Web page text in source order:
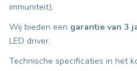
immuniteit).
Wij bieden een garantie van 3
LED driver.
Technische specificaties in het